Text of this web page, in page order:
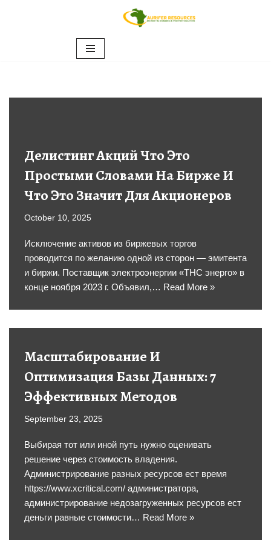
Делистинг Акций Что Это
Простыми Словами На Бирже И
Что Это Значит Для Акционеров
October 10, 2025
Исключение активов из биржевых торгов
проводится по желанию одной из сторон — эмитента
и биржи. Поставщик электроэнергии «ТНС энерго» в
конце ноября 2023 г. Объявил,… Read More »
Масштабирование И
Оптимизация Базы Данных: 7
Эффективных Методов
September 23, 2025
Выбирая тот или иной путь нужно оценивать
решение через стоимость владения.
Администрирование разных ресурсов ест время
https://www.xcritical.com/ администратора,
администрирование недозагруженных ресурсов ест
деньги равные стоимости… Read More »